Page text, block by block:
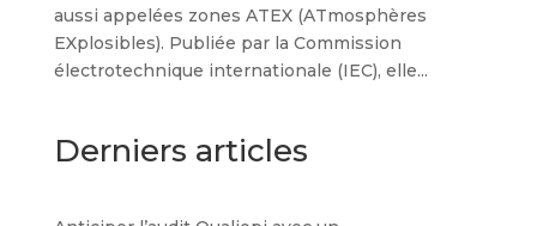
aussi appelées zones ATEX (ATmosphères
EXplosibles). Publiée par la Commission
électrotechnique internationale (IEC), elle...
Derniers articles